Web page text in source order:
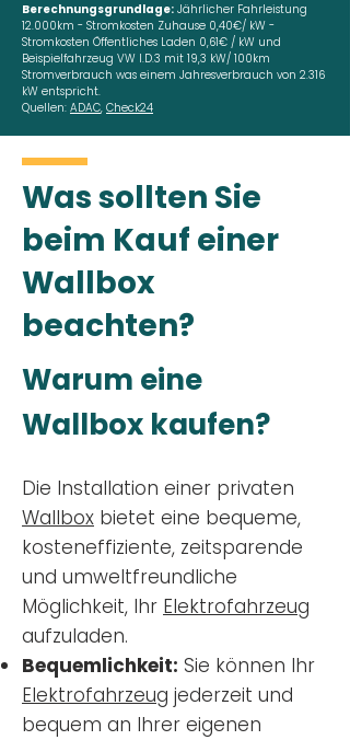
Berechnungsgrundlage: Jährlicher Fahrleistung
12.000km - Stromkosten Zuhause 0,40€/ kW -
Stromkosten Öffentliches Laden 0,61€ / kW und
Beispielfahrzeug VW I.D.3 mit 19,3 kW/ 100km
Stromverbrauch was einem Jahresverbrauch von 2.316
kW entspricht.
Quellen: ADAC, Check24
Was sollten Sie
beim Kauf einer
Wallbox
beachten?
Warum eine
Wallbox kaufen?
Die Installation einer privaten
Wallbox bietet eine bequeme,
kosteneffiziente, zeitsparende
und umweltfreundliche
Möglichkeit, Ihr Elektrofahrzeug
aufzuladen.
Bequemlichkeit: Sie können Ihr
Elektrofahrzeug jederzeit und
bequem an Ihrer eigenen